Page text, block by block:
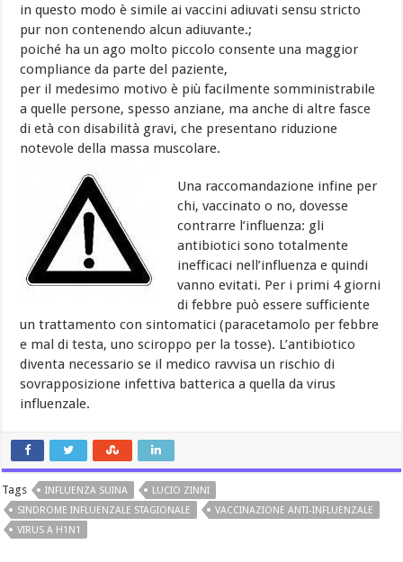
in questo modo è simile ai vaccini adiuvati sensu stricto
pur non contenendo alcun adiuvante.;
poiché ha un ago molto piccolo consente una maggior
compliance da parte del paziente,
per il medesimo motivo è più facilmente somministrabile
a quelle persone, spesso anziane, ma anche di altre fasce
di età con disabilità gravi, che presentano riduzione
notevole della massa muscolare.
Una raccomandazione infine per
chi, vaccinato o no, dovesse
contrarre l’influenza: gli
antibiotici sono totalmente
inefficaci nell’influenza e quindi
vanno evitati. Per i primi 4 giorni
di febbre può essere sufficiente
un trattamento con sintomatici (paracetamolo per febbre
e mal di testa, uno sciroppo per la tosse). L’antibiotico
diventa necessario se il medico ravvisa un rischio di
sovrapposizione infettiva batterica a quella da virus
influenzale.
Tags INFLUENZA SUINA
LUCIO ZINNI
SINDROME INFLUENZALE STAGIONALE
VACCINAZIONE ANTI-INFLUENZALE
VIRUS A H1N1